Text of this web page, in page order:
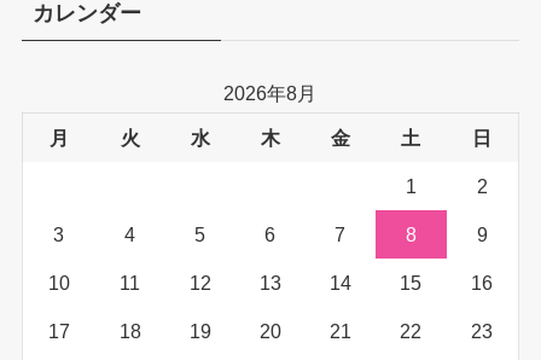
カレンダー
2026年8月
月 火 水 木 金 土 日
1 2
3 4 5 6 7 8 9
10 11 12 13 14 15 16
17 18 19 20 21 22 23